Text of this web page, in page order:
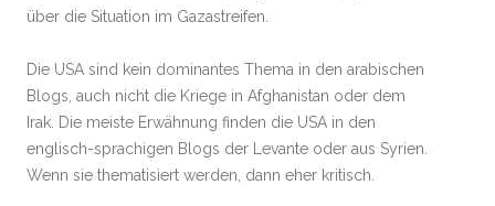
über die Situation im Gazastreifen.
Die USA sind kein dominantes Thema in den arabischen
Blogs, auch nicht die Kriege in Afghanistan oder dem
Irak. Die meiste Erwähnung finden die USA in den
englisch-sprachigen Blogs der Levante oder aus Syrien.
Wenn sie thematisiert werden, dann eher kritisch.